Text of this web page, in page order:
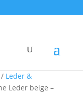
/ Leder &
Leder beige –